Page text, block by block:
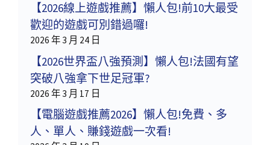
【2026線上遊戲推薦】懶人包!前10大最受
歡迎的遊戲可別錯過囉!
2026 年 3 月 24 日
【2026世界盃八強預測】懶人包!法國有望
突破八強拿下世足冠軍?
2026 年 3 月 17 日
【電腦遊戲推薦2026】懶人包!免費、多
人、單人、賺錢遊戲一次看!